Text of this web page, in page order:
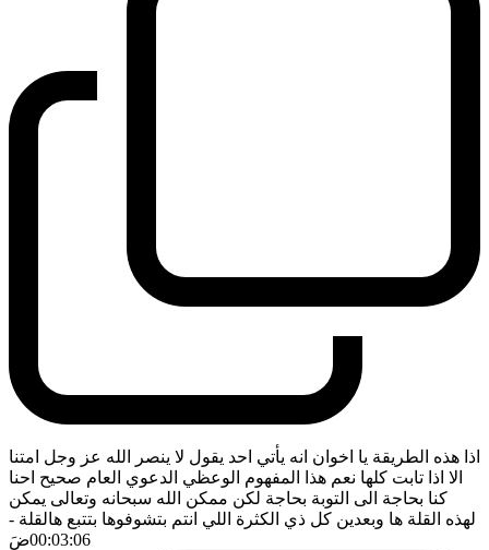
اذا هذه الطريقة يا اخوان انه يأتي احد يقول لا ينصر الله عز وجل امتنا
الا اذا تابت كلها نعم هذا المفهوم الوعظي الدعوي العام صحيح احنا
كنا بحاجة الى التوبة بحاجة لكن ممكن الله سبحانه وتعالى يمكن
لهذه القلة ها وبعدين كل ذي الكثرة اللي انتم بتشوفوها بتتبع هالقلة -
00:03:06ضَ